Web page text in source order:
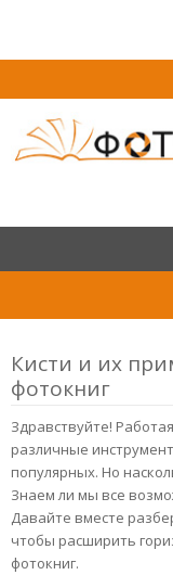
Кисти и их
фотокниг
Здравствуйте!
различные
популярных. Но
Знаем ли мы все
Давайте вместе
чтобы расширить
фотокниг.